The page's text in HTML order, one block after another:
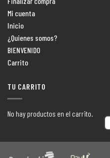
Mi cuenta
Inicio
¿Quienes somos?
BIENVENIDO
Carrito
TU CARRITO
No hay productos en el carrito.